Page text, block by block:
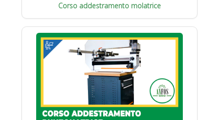
Corso addestramento molatrice